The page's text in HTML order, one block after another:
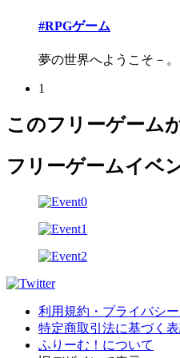
#RPGゲーム
夢の世界へようこそ－。
1
このフリーゲーム
フリーゲームイベ
利用規約・プライバシ
特定商取引法に基づく
ふりーむ！について